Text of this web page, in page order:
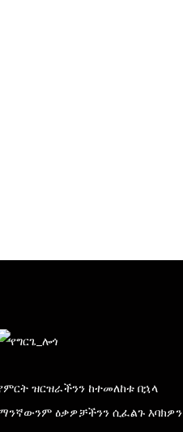
ዝርዝራችንን ከተመለከቱ በኋላ
ዕቃዎቻችንን ሲፈልጉ እባክዎን